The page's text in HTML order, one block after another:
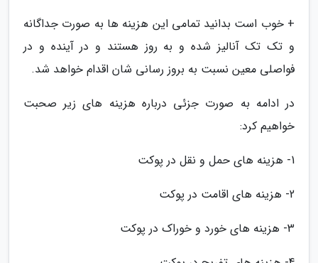
+ خوب است بدانید تمامی این هزینه ها به صورت جداگانه
و تک تک آنالیز شده و به روز هستند و در آینده و در
فواصلی معین نسبت به بروز رسانی شان اقدام خواهد شد.
در ادامه به صورت جزئی درباره هزینه های زیر صحبت
خواهیم کرد:
1- هزینه های حمل و نقل در پوکت
2- هزینه های اقامت در پوکت
3- هزینه های خورد و خوراک در پوکت